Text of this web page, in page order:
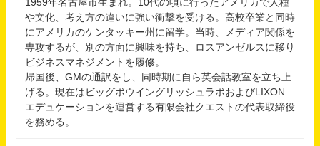
や文化、考え方の違いに強い衝撃を受ける。高校卒業と同時
にアメリカのケンタッキー州に留学。当時、メディア関係を
専攻するが、別の方面に興味を持ち、ロスアンゼルスに移り
ビジネスマネジメントを履修。
帰国後、GMの通訳をし、同時期に自ら英会話教室を立ち上
げる。現在はビッグボウイングリッシュラボおよびLIXON
エデュケーションを運営する有限会社クエストの代表取締役
を務める。